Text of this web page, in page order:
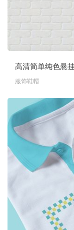
高清简单纯色悬
服饰鞋帽